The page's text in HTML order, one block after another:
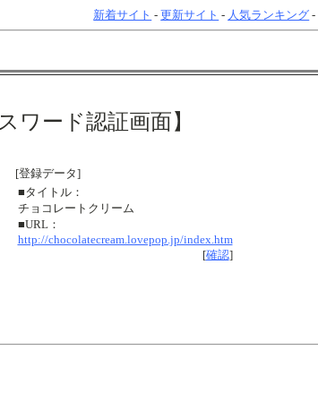
新着サイト -更新サイト - 人気ランキング -
ワード認証画面】
[登録データ]
■タイトル：
チョコレートクリーム
■URL：
http://chocolatecream.lovepop.jp/index.htm
[確認]